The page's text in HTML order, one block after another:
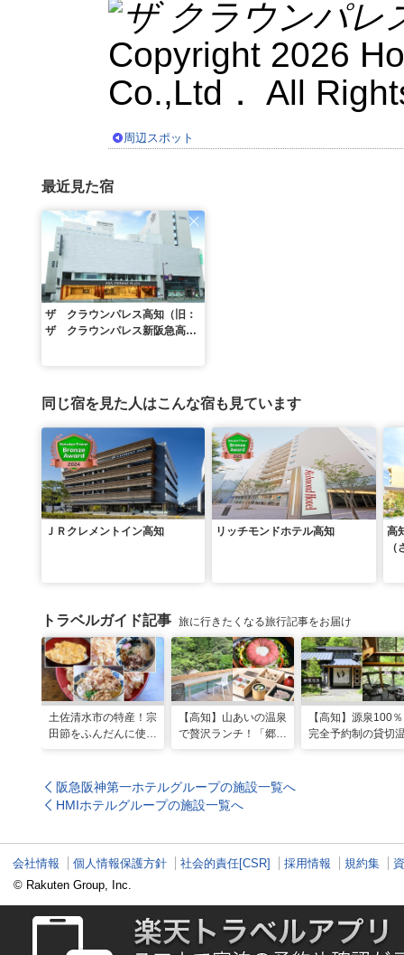
Copyright 2026
Co.,Ltd． All
周辺スポット
最近見た宿
ザ クラウンパレス高知（旧：
ザ クラウンパレス新阪急高
同じ宿を見た人はこんな宿も見ています
ＪＲクレメントイン高知 リッチモンドホテル高知
高
トラベルガイド記事 旅に行きたくなる旅行記事をお届け
土佐清水市の特産！宗
田節をふんだんに使っ
【高知】山あいの温泉
で贅沢ランチ！「郷麓
【高知】源泉100
完全予約制の貸切
阪急阪神第一ホテルグループの施設一覧へ
HMIホテルグループの施設一覧へ
会社情報 個人情報保護方針 社会的責任[CSR] 採用情報 規約集
© Rakuten Group, Inc.